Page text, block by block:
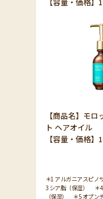
【容量・価格】
【商品名】モ
ト ヘアオイル
【容量・価格】
＊1 アルガニアスピ
3 シア脂（保湿） ＊4
（保湿） ＊5 オプ